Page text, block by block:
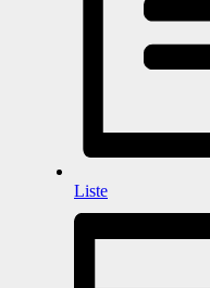
Liste